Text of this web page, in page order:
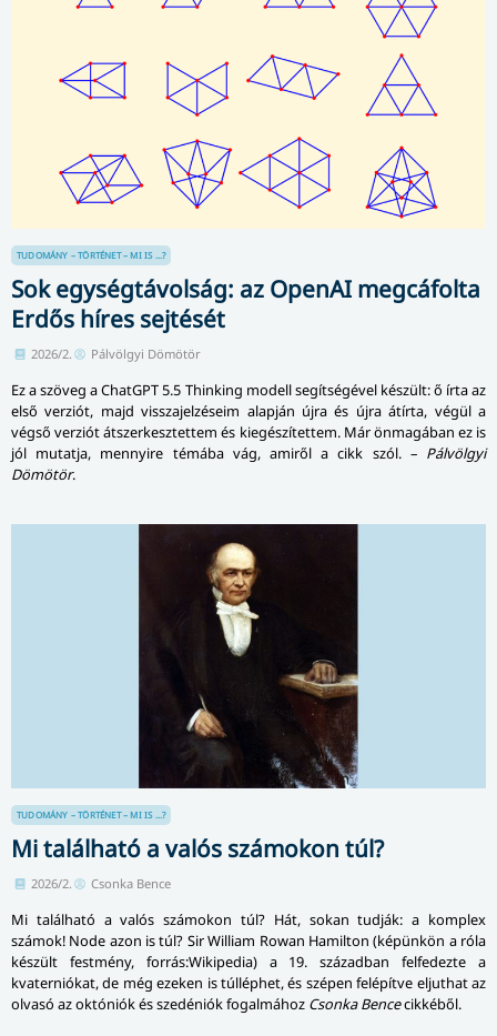
TUDOMÁNY – TÖRTÉNET – MI IS ...?
Sok egységtávolság: az OpenAI megcáfolta
Erdős híres sejtését
2026/2. Pálvölgyi Dömötör
Ez a szöveg a ChatGPT 5.5 Thinking modell segítségével készült: ő írta az
első verziót, majd visszajelzéseim alapján újra és újra átírta, végül a
végső verziót átszerkesztettem és kiegészítettem. Már önmagában ez is
jól mutatja, mennyire témába vág, amiről a cikk szól. – Pálvölgyi
Dömötör.
TUDOMÁNY – TÖRTÉNET – MI IS ...?
Mi található a valós számokon túl?
2026/2. Csonka Bence
Mi található a valós számokon túl? Hát, sokan tudják: a komplex
számok! Node azon is túl? Sir William Rowan Hamilton (képünkön a róla
készült festmény, forrás:Wikipedia) a 19. században felfedezte a
kvaterniókat, de még ezeken is túlléphet, és szépen felépítve eljuthat az
olvasó az októniók és szedéniók fogalmához Csonka Bencecikkéből.